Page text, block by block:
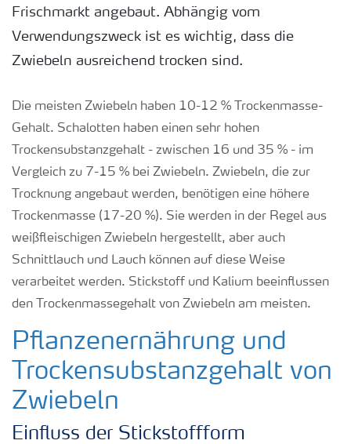
Medien
Frischmarkt angebaut. Abhängig vom
Verwendungszweck ist es wichtig, dass die
Zwiebeln ausreichend trocken sind.
Die meisten Zwiebeln haben 10-12 % Trockenmasse-
Gehalt. Schalotten haben einen sehr hohen
Trockensubstanzgehalt - zwischen 16 und 35 % - im
Vergleich zu 7-15 % bei Zwiebeln. Zwiebeln, die zur
Trocknung angebaut werden, benötigen eine höhere
Trockenmasse (17-20 %). Sie werden in der Regel aus
weißfleischigen Zwiebeln hergestellt, aber auch
Schnittlauch und Lauch können auf diese Weise
verarbeitet werden. Stickstoff und Kalium beeinflussen
den Trockenmassegehalt von Zwiebeln am meisten.
Pflanzenernährung und
Trockensubstanzgehalt von
Zwiebeln
Einfluss der Stickstoffform